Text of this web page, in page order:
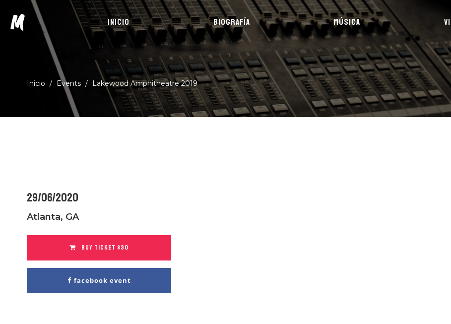
M INICIO BIOGRAFÍA MÚSICA
Inicio / Events / Lakewood Amphitheatre 2019
29/06/2020
Atlanta, GA
BUY TICKET $30
facebook event